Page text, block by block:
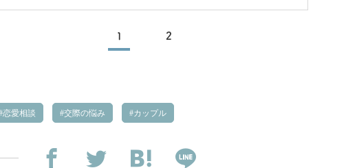
1 2
恋愛相談 交際の悩み カップル